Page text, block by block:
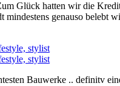
Glück hatten wir die
genauso belebt
Bauwerke .. definitv